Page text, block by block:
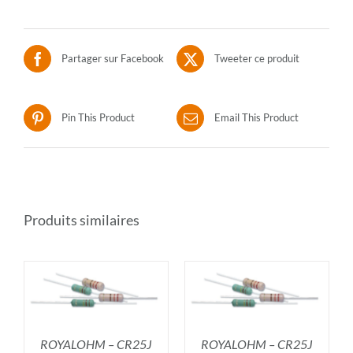
Partager sur Facebook Tweeter ce produit
Pin This Product Email This Product
Produits similaires
ROYALOHM – CR25J
AJOUTER AU PANIER
/
DÉTAILS
ROYALOHM – CR25J